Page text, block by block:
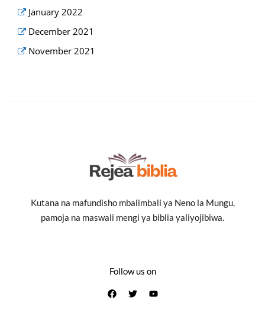
January 2022
December 2021
November 2021
Kutana na mafundisho mbalimbali ya Neno la Mungu,
pamoja na maswali mengi ya biblia yaliyojibiwa.
Follow us on